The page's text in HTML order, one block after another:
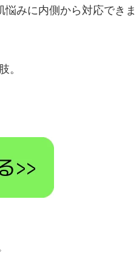
みに内側から対応できま
。